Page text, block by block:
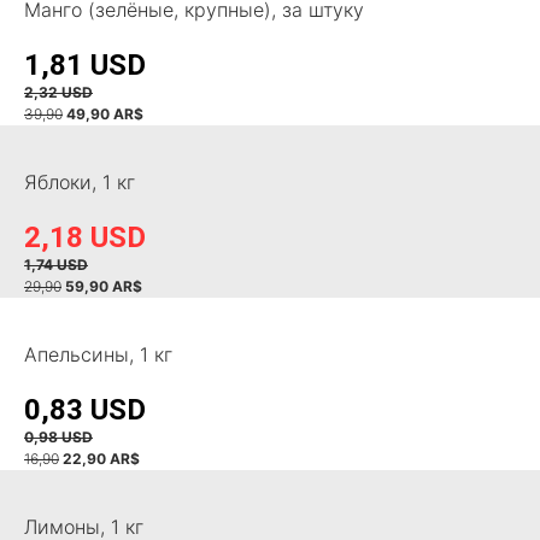
Манго (зелёные, крупные), за штуку
1,81 USD
2,32 USD
39,90 49,90 AR$
Яблоки, 1 кг
2,18 USD
1,74 USD
29,90 59,90 AR$
Апельсины, 1 кг
0,83 USD
0,98 USD
16,90 22,90 AR$
Лимоны, 1 кг